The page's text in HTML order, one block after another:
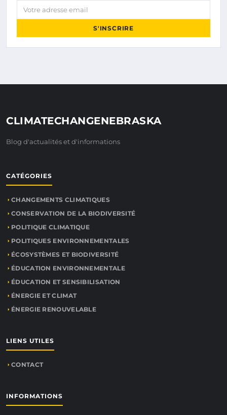
Votre adresse email
S'INSCRIRE
CLIMATECHANGENEBRASKA
Blog d'actualités et d'informations
CATÉGORIES
CHANGEMENTS CLIMATIQUES
CONSERVATION DE LA BIODIVERSITÉ
POLITIQUE CLIMATIQUE
POLITIQUES ENVIRONNEMENTALES
ÉCOSYSTÈMES ET BIODIVERSITÉ
ÉDUCATION ENVIRONNEMENTALE
ÉDUCATION ET SENSIBILISATION
ÉNERGIE ET CLIMAT
ÉNERGIE RENOUVELABLE
LIENS UTILES
CONTACT
INFORMATIONS